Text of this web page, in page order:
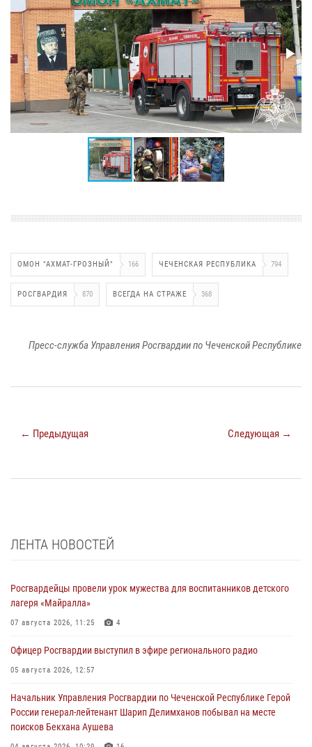
ОМОН "АХМАТ-ГРОЗНЫЙ" 166 ЧЕЧЕНСКАЯ РЕСПУБЛИКА 794
РОСГВАРДИЯ 870 ВСЕГДА НА СТРАЖЕ 368
Пресс-служба Управления Росгвардии по Чеченской Республике
← Предыдущая Следующая →
ЛЕНТА НОВОСТЕЙ
Росгвардейцы провели урок мужества для воспитанников детского
лагеря «Майралла»
07 августа 2026, 11:25 4
Офицер Росгвардии выступил в эфире регионального радио
05 августа 2026, 12:57
Начальник Управления Росгвардии по Чеченской Республике Герой
России генерал-лейтенант Шарип Делимханов побывал на месте
поисков Бекхана Аушева